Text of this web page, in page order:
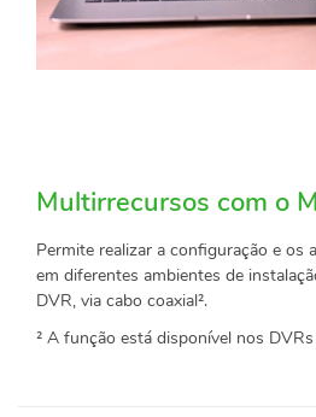
Multirrecursos com o
Permite realizar a configuração e os
em diferentes ambientes de
DVR, via cabo coaxial².
² A função está disponível nos